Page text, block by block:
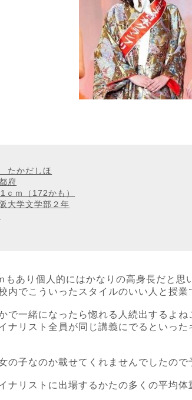
たかだしほ
府
ｍ（172かも）
大学文学部２年
もあり個人的にはかなりの高身長だと思
内でこういったスタイルのいい人と授業
で一緒になったら惚れる人続出するよね
ナリスト全員が同じ講義にでるといっ
の子なのか載せてくれませんでしたので
ナリストに出場するかたの多くの平均